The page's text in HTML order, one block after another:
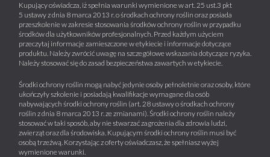
Kupujący oświadcza, iż spełnia warunki wymienione w art. 25 ust.3 pkt
5 ustawy z dnia 8 marca 2013 r. o środkach ochrony roślin oraz posiada
przeszkolenie w zakresie stosowania środków ochrony roślin w przypadku
środków dla użytkowników profesjonalnych. Przed każdym użyciem
przeczytaj informacje zamieszczone w etykiecie i informacje dotyczące
produktu. Należy zwrócić uwagę na szczegółowe wskazania dotyczące ryzyka.
Należy stosować się do zasad bezpieczeństwa zawartych w etykiecie.
Środki ochrony roślin mogą nabyć jedynie osoby pełnoletnie oraz osoby, które
ukończyły szkolenie i posiadają kwalifikacje wymagane dla osób
nabywających środki ochrony roślin (art. 28 ustawy o środkach ochrony
roślin z dnia 8 marca 2013 r. ze zmianami). Środki ochrony roślin należy
stosować w taki sposób, aby nie stwarzać zagrożenia dla zdrowia ludzi,
zwierząt oraz dla środowiska. Kupującym środki ochrony roślin musi być
osobą trzeźwą. Korzystając z oferty oświadczasz, że spełniasz wyżej
wymienione warunki.